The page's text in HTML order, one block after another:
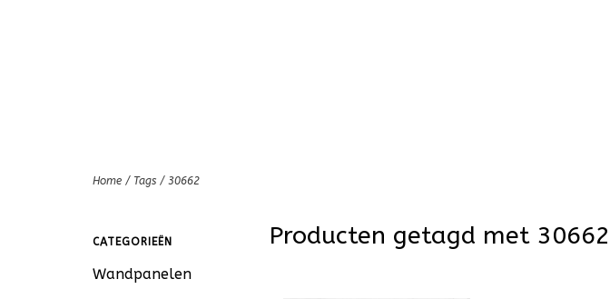
Home / Tags / 30662
CATEGORIEËN
Wandpanelen
Producten getagd met 30662